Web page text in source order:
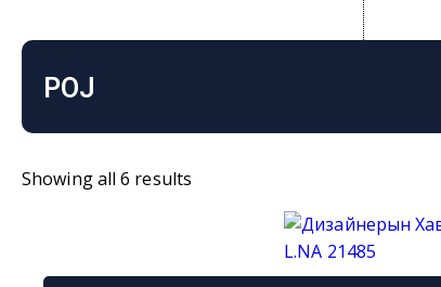
POJ
Showing all 6 results